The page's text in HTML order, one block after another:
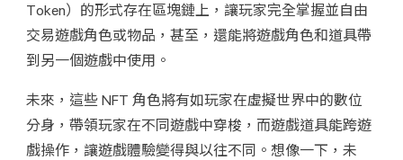
Token）的形式存在區塊鏈上，讓玩家完全掌握並自由
交易遊戲角色或物品，甚至，還能將遊戲角色和道具帶
到另一個遊戲中使用。
未來，這些 NFT 角色將有如玩家在虛擬世界中的數位
分身，帶領玩家在不同遊戲中穿梭，而遊戲道具能跨遊
戲操作，讓遊戲體驗變得與以往不同。想像一下，未